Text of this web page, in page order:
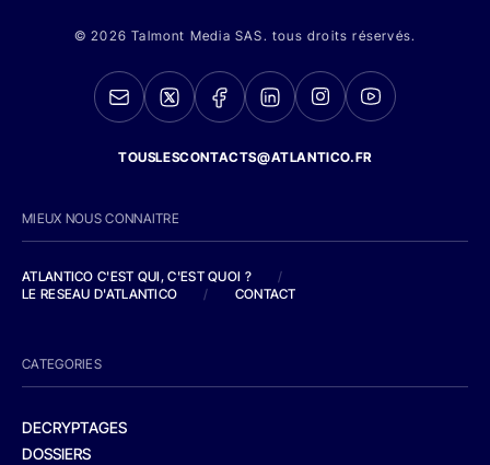
© 2026 Talmont Media SAS. tous droits réservés.
TOUSLESCONTACTS@ATLANTICO.FR
MIEUX NOUS CONNAITRE
ATLANTICO C'EST QUI, C'EST QUOI ?
/
LE RESEAU D'ATLANTICO
/ CONTACT
CATEGORIES
DECRYPTAGES
DOSSIERS